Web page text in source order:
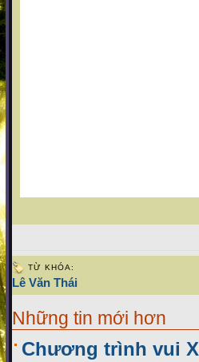
TỪ KHÓA:
Lê Văn Thái
Những tin mới hơn
Chương trình vui